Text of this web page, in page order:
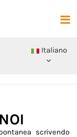
Italiano
scrivendo